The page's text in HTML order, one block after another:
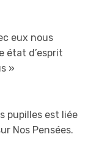
eux nous
état d’esprit
»
pupilles est liée
Nos Pensées.